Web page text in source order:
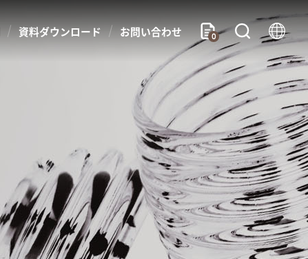
資料ダウンロード お問い合わせ 0